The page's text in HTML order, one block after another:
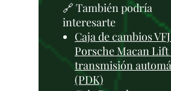
🔗 También podría
interesarte
Caja de cambios
Porsche Macan Lift
transmisión
(PDK)